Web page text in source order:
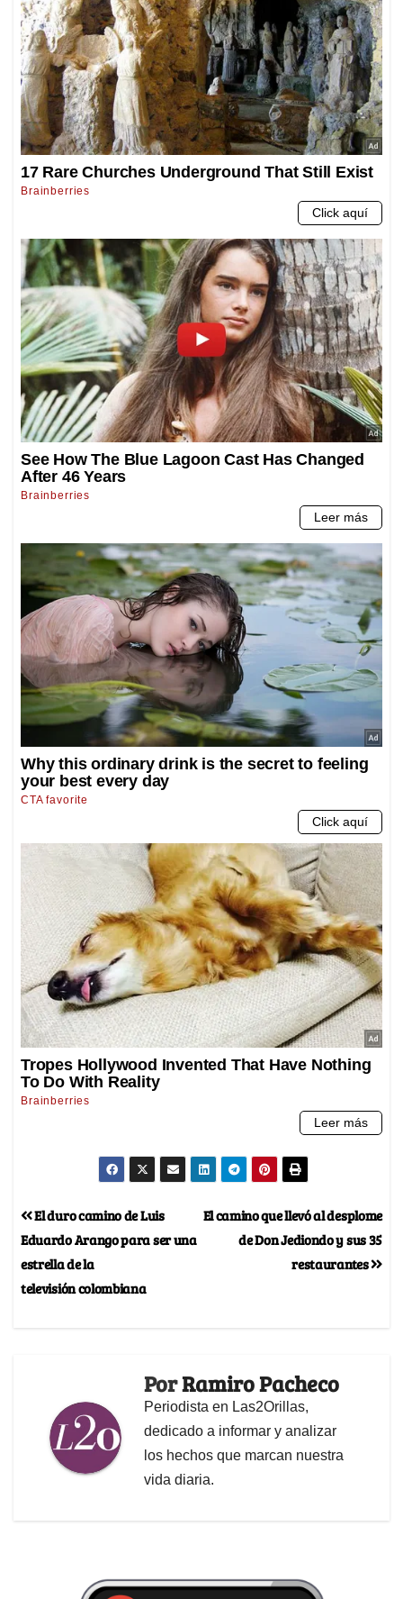
El camino que llevó al desplome
de Don Jediondo y sus 35
restaurantes
El duro camino de Luis
Eduardo Arango para ser una
estrella de la
televisión colombiana
PorRamiro Pacheco
Periodista en Las2Orillas,
dedicado a informar y analizar
los hechos que marcan nuestra
vida diaria.